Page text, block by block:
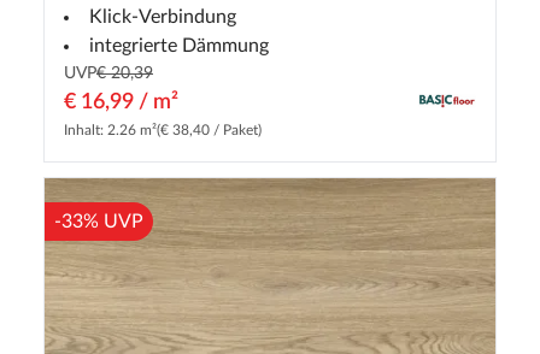
Klick-Verbindung
integrierte Dämmung
UVP€ 20,39
€ 16,99 / m²
Inhalt: 2.26 m²(€ 38,40 / Paket)
-33% UVP